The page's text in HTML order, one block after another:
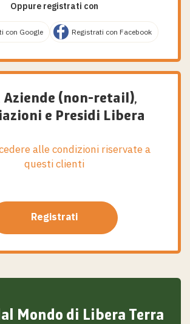
Oppure registrati con
con Google Registrati con Facebook
Aziende (non-retail),
e Presidi Libera
alle condizioni riservate a
questi clienti
Registrati
Mondo di Libera Terra